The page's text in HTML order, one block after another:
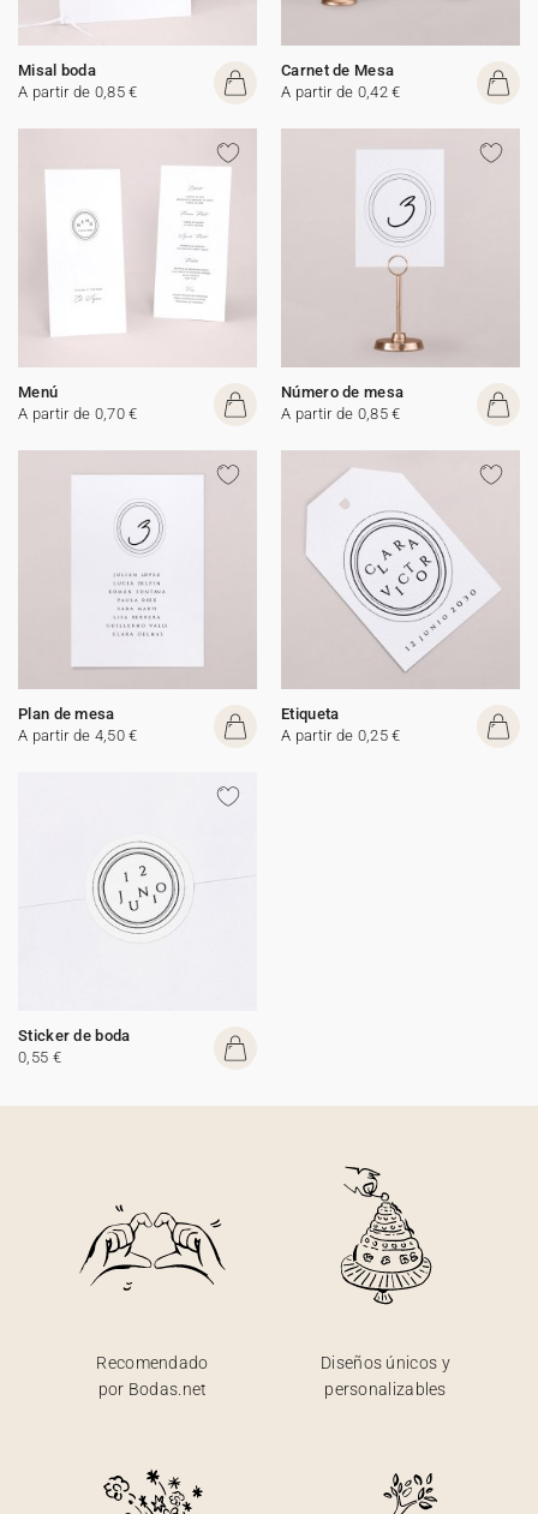
Misal boda
A partir de 0,85 €
Carnet de Mesa
A partir de 0,42 €
Menú
A partir de 0,70 €
Número de mesa
A partir de 0,85 €
Plan de mesa
A partir de 4,50 €
Etiqueta
A partir de 0,25 €
Sticker de boda
0,55 €
Recomendado
por Bodas.net
Diseños únicos y
personalizables